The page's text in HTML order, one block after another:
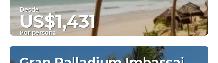
Desde
US$1,431
Por persona
Ver